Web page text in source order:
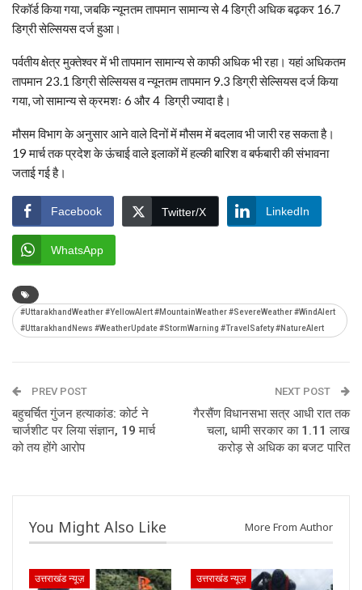
रिकॉर्ड किया गया, जबकि न्यूनतम तापमान सामान्य से 4 डिग्री अधिक बढ़कर 16.7
डिग्री सेल्सियस दर्ज हुआ।
पर्वतीय क्षेत्र मुक्तेश्वर में भी तापमान सामान्य से काफी अधिक भी रहा। यहां अधिकतम
तापमान 23.1 डिग्री सेल्सियस व न्यूनतम तापमान 9.3 डिग्री सेल्सियस दर्ज किया
गया, जो सामान्य से क्रमशः 6 और 4 डिग्री ज्यादा है।
मौसम विभाग के अनुसार आने वाले दिनों में मौसम में बदलाव भी जारी रह सकता है।
19 मार्च तक प्रदेश के ऊंचाई वाले इलाकों में हल्की बारिश व बर्फबारी की संभावना
जताई गई है।
Facebook Twitter/X LinkedIn
WhatsApp
#UttarakhandWeather #YellowAlert #MountainWeather #SevereWeather #WindAlert
#UttarakhandNews #WeatherUpdate #StormWarning #TravelSafety #NatureAlert
PREV POST
बहुचर्चित गुंजन हत्याकांड: कोर्ट ने
चार्जशीट पर लिया संज्ञान, 19 मार्च
को तय होंगे आरोप
NEXT POST
गैरसैंण विधानसभा सत्र आधी रात तक
चला, धामी सरकार का 1.11 लाख
करोड़ से अधिक का बजट पारित
You Might Also Like More From Author
उत्तराखंड न्यूज़ उत्तराखंड न्यूज़